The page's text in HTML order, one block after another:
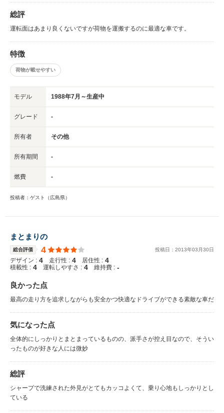
総評
運転面はあまり良くないですが荷物を運搬するのに最適な車です。
特徴
荷物が載せやすい
モデル 1988年7月～生産中
グレード -
所有者 その他
所有期間 -
燃費 -
投稿者：ゲスト（広島県）
まとまりの
総合評価 4 投稿日： 2013年03 月30日
デザイン : 4 走行性 : 4 居住性 : 4
積載性 : 4 運転しやすさ : 4 維持費 : -
良かった点
最高の走り方を追求しながらも安全かつ快適なドライブができる素敵な車だ
気になった点
全体的にしっかりとまとまっているものの、派手さが控え目なので、そうい
ったものが好きな人には微妙
総評
シャープで洗練された外見がとてもカッコよくて、乗り心地もしっかりとし
ている